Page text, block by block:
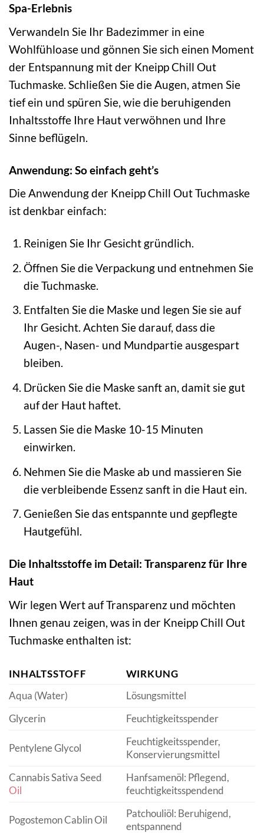
Spa-Erlebnis
Verwandeln Sie Ihr Badezimmer in eine
Wohlfühloase und gönnen Sie sich einen Moment
der Entspannung mit der Kneipp Chill Out
Tuchmaske. Schließen Sie die Augen, atmen Sie
tief ein und spüren Sie, wie die beruhigenden
Inhaltsstoffe Ihre Haut verwöhnen und Ihre
Sinne beflügeln.
Anwendung: So einfach geht’s
Die Anwendung der Kneipp Chill Out Tuchmaske
ist denkbar einfach:
Reinigen Sie Ihr Gesicht gründlich.
Öffnen Sie die Verpackung und entnehmen Sie
die Tuchmaske.
Entfalten Sie die Maske und legen Sie sie auf
Ihr Gesicht. Achten Sie darauf, dass die
Augen-, Nasen- und Mundpartie ausgespart
bleiben.
Drücken Sie die Maske sanft an, damit sie gut
auf der Haut haftet.
Lassen Sie die Maske 10-15 Minuten
einwirken.
Nehmen Sie die Maske ab und massieren Sie
die verbleibende Essenz sanft in die Haut ein.
Genießen Sie das entspannte und gepflegte
Hautgefühl.
Die Inhaltsstoffe im Detail: Transparenz für Ihre
Haut
Wir legen Wert auf Transparenz und möchten
Ihnen genau zeigen, was in der Kneipp Chill Out
Tuchmaske enthalten ist:
INHALTSSTOFF
WIRKUNG
Aqua (Water)
Lösungsmittel
Glycerin
Feuchtigkeitsspender
Pentylene Glycol
Feuchtigkeitsspender,
Konservierungsmittel
Cannabis Sativa Seed
Oil
Hanfsamenöl: Pflegend,
feuchtigkeitsspendend
Pogostemon Cablin Oil
Patchouliöl: Beruhigend,
entspannend